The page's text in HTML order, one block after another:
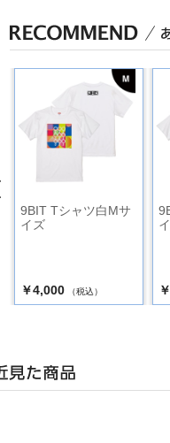
9BIT Tシャツ白Mサ
イズ
￥4,000 （税込）